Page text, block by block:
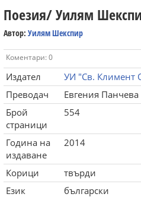
Поезия/ Уилям
Автор: Уилям Шекспир
Коментари: 0
Издател
УИ "Св. Климент
Преводач
Евгения Панчева
Брой
страници
554
Година на
издаване
2014
Корици
твърди
Език
български